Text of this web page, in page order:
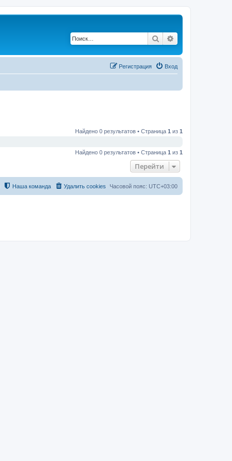
Поиск
Вход
Регистрация
Найдено 0 результатов • Страница 1 из 1
Найдено 0 результатов • Страница 1 из 1
Перейти
Часовой пояс: UTC+03:00
Удалить cookies
Наша команда